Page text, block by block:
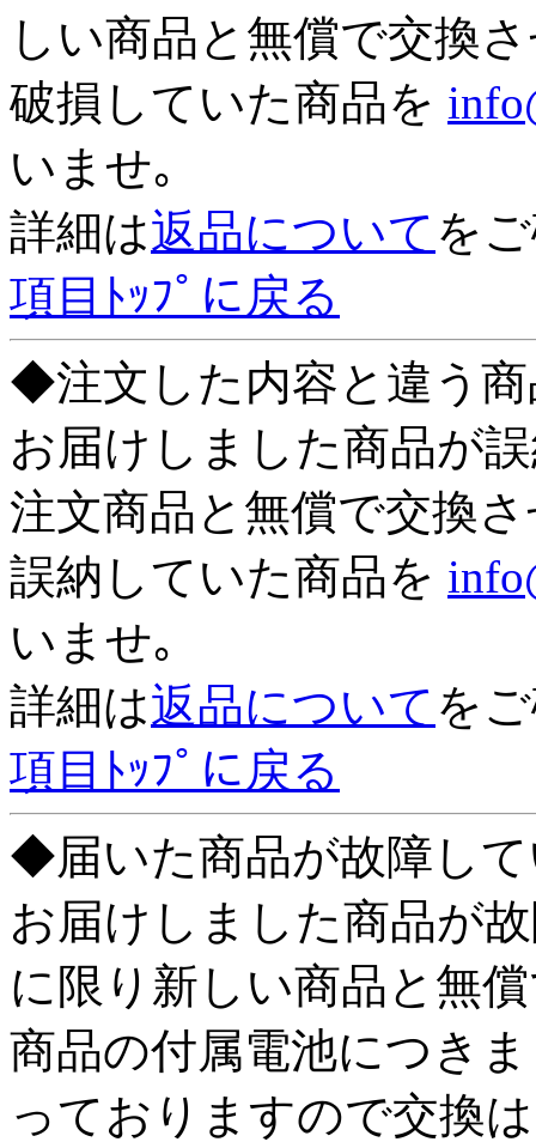
しい商品と無償で交換
破損していた商品を
いませ｡
詳細は返品について を
項目ﾄｯﾌﾟに戻る
◆注文した内容と違う
お届けしました商品が
注文商品と無償で交換
誤納していた商品を
いませ｡
詳細は返品について を
項目ﾄｯﾌﾟに戻る
◆届いた商品が故障し
お届けしました商品が
に限り新しい商品と無
商品の付属電池につき
っておりますので交換